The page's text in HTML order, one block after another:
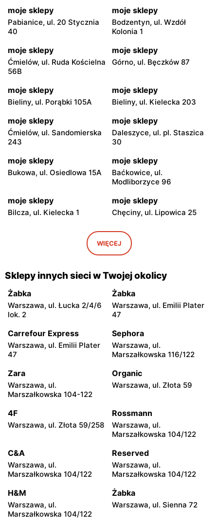
moje sklepy
Pabianice, ul. 20 Stycznia
40
moje sklepy
Bodzentyn, ul. Wzdół
Kolonia 1
moje sklepy
Ćmielów, ul. Ruda Kościelna
56B
moje sklepy
Górno, ul. Bęczków 87
moje sklepy
Bieliny, ul. Porąbki 105A
moje sklepy
Bieliny, ul. Kielecka 203
moje sklepy
Ćmielów, ul. Sandomierska
243
moje sklepy
Daleszyce, ul. pl. Staszica
30
moje sklepy
Bukowa, ul. Osiedlowa 15A
moje sklepy
Baćkowice, ul.
Modliborzyce 96
moje sklepy
Bilcza, ul. Kielecka 1
moje sklepy
Chęciny, ul. Lipowica 25
Iwaniska, ul. Ujazdowska 5
moje sklepy
Bogoria, ul. Rynek 30
Gorzyce, ul. Szkolna 44 Grębów, ul. Wydrza 180
moje sklepy
Jadachy, ul. Jadachy 111
moje sklepy
Jeżowe, ul. Zalesie 77
Kazimierza Wielka, ul.
Kolejowa 15
Kamień, ul. Błonie 23
Górki, ul. Górki 71
Gumniska, ul. Gumniska
157C
Iwierzyce, ul. Iwierzyce
152A
Tczew, ul. Franciszka Żwirki
61
Hyżne, ul. Hyżne 100 Jarosław, ul. Pełkińska 147
moje sklepy moje sklepy
Cassino 5
WIĘCEJ
Sklepy innych sieci w Twojej okolicy
Żabka
Warszawa, ul. Łucka 2/4/6
lok. 2
Żabka
Warszawa, ul. Emilii Plater
47
Carrefour Express
Warszawa, ul. Emilii Plater
47
Sephora
Warszawa, ul.
Marszałkowska 116/122
Zara
Warszawa, ul.
Marszałkowska 104-122
Organic
Warszawa, ul. Złota 59
4F
Warszawa, ul. Złota 59/258
Rossmann
Warszawa, ul.
Marszałkowska 104/122
C&A
Warszawa, ul.
Marszałkowska 104/122
Reserved
Warszawa, ul.
Marszałkowska 104/122
H&M
Warszawa, ul.
Marszałkowska 104/122
Żabka
Warszawa, ul. Sienna 72